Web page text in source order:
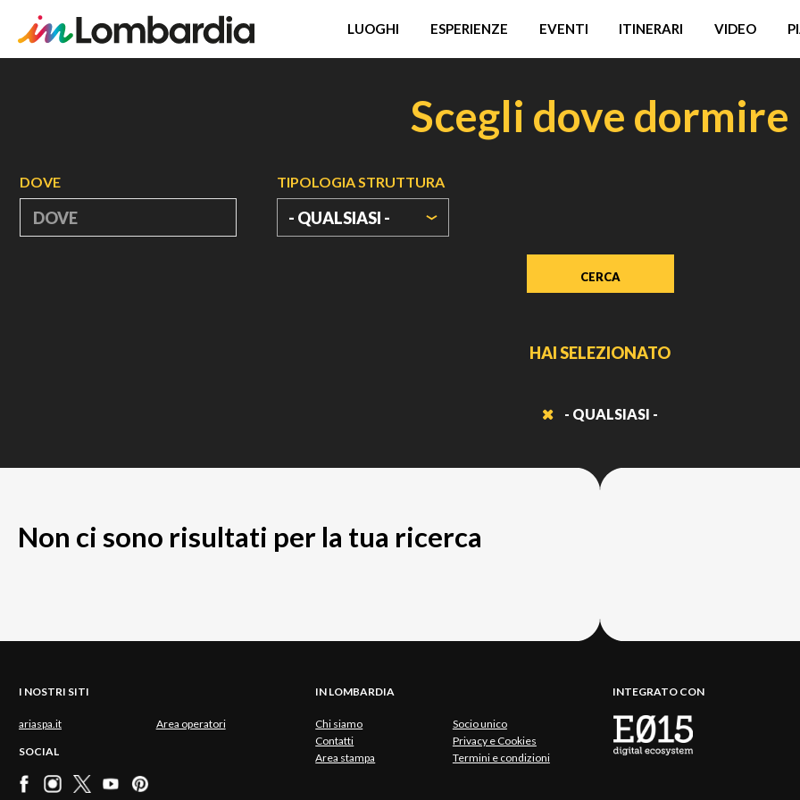
LUOGHI ESPERIENZE EVENTI ITINERARI VIDEO
Scegli dove dormire
DOVE TIPOLOGIA STRUTTURA
- QUALSIASI -
HAI SELEZIONATO
- QUALSIASI -
Non ci sono risultati per la tua ricerca
I NOSTRI SITI
ariaspa.it Area operatori
SOCIAL
IN LOMBARDIA
Chi siamo
Socio unico
Contatti
Privacy e Cookies
Area stampa
Termini e condizioni
INTEGRATO CON